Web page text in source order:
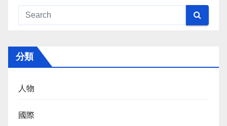
分類
人物
國際